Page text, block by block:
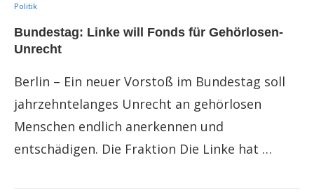
Politik
Bundestag: Linke will Fonds für Gehörlosen-
Unrecht
Berlin – Ein neuer Vorstoß im Bundestag soll
jahrzehntelanges Unrecht an gehörlosen
Menschen endlich anerkennen und
entschädigen. Die Fraktion Die Linke hat …